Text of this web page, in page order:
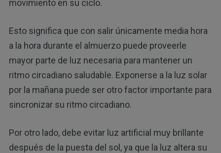
movimiento en su ciclo.
Esto significa que con salir únicamente media hora
a la hora durante el almuerzo puede proveerle
mayor parte de luz necesaria para mantener un
ritmo circadiano saludable. Exponerse a la luz solar
por la mañana puede ser otro factor importante para
sincronizar su ritmo circadiano.
Por otro lado, debe evitar luz artificial muy brillante
después de la puesta del sol, ya que la luz altera su